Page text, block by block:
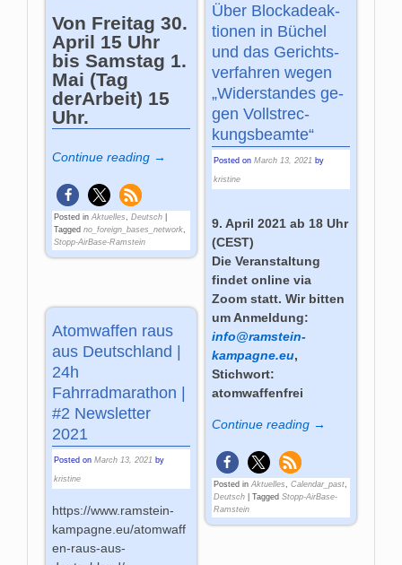
Von Freitag 30.
April 15 Uhr
bis Samstag 1.
Mai (Tag
derArbeit) 15
Uhr.
Continue reading →
Posted in Aktuelles,Deutsch
Tagged no_foreign_bases_network,
Stopp-AirBase-Ramstein
Über Bloc­ka­de­ak­
tio­nen in Büchel
und das Ge­richts­
ver­fah­ren wegen
„Wider­standes ge­
gen Voll­strec­
kungs­beam­te“
Posted on March 13, 2021 by
kristine
9. April 2021 ab 18 Uhr
(CEST)
Die Veranstaltung
findet online via
Zoom statt. Wir bitten
um Anmeldung:
info@ramstein-
kampagne.eu,
Stichwort:
atomwaffenfrei
Continue reading →
Posted in Aktuelles, Calendar_past,
Deutsch| Tagged Stopp-AirBase-
Ramstein
Atomwaffen raus
aus Deutschland |
24h
Fahrradmarathon |
#2 Newsletter
2021
Posted onMarch 13, 2021 by
kristine
https://www.ramstein-
kampagne.eu/atomwaff
en-raus-aus-